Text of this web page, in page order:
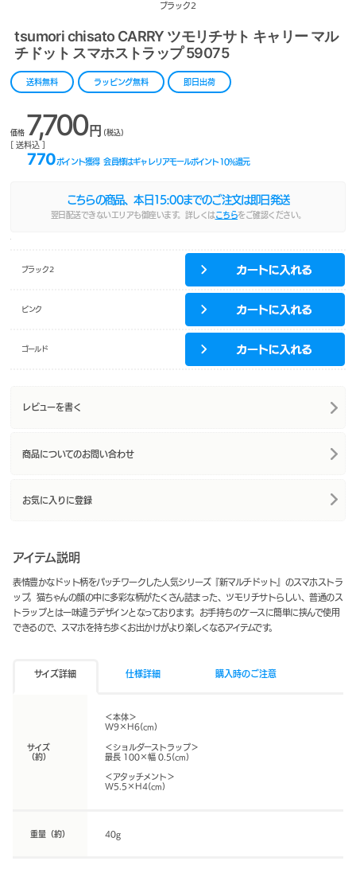
ブラック2
tsumori chisato CARRY ツモリチサト キャリー マル
チドット スマホストラップ 59075
送料無料 ラッピング無料 即日出荷
価格 7,700円 (税込)
[ 送料込 ]
770ポイント獲得 会員様はギャレリアモールポイント 10%還元
こちらの商品、本日 15:00までのご注文は即日発送
翌日配送できないエリアも御座います。詳しくは こちらをご確認ください。
ブラック2
ピンク
ゴールド
レビューを書く
商品についてのお問い合わせ
お気に入りに登録
アイテム説明
表情豊かなドット柄をパッチワークした人気シリーズ『新マルチドット』のスマホストラ
ップ。猫ちゃんの顔の中に多彩な柄がたくさん詰まった、ツモリチサトらしい、普通のス
トラップとは一味違うデザインとなっております。お手持ちのケースに簡単に挟んで使用
できるので、スマホを持ち歩くお出かけがより楽しくなるアイテムです。
サイズ詳細 仕様詳細 購入時のご注意
サイズ
（約）
＜本体＞
W9×H6(cm)
＜ショルダーストラップ＞
最長 100×幅 0.5(cm)
＜アタッチメント＞
W5.5×H4(cm)
重量（約） 40g